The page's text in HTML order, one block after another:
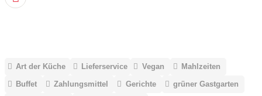
Art der Küche Lieferservice Vegan
Mahlzeiten
Buffet
Zahlungsmittel Gerichte
grüner Gastgarten